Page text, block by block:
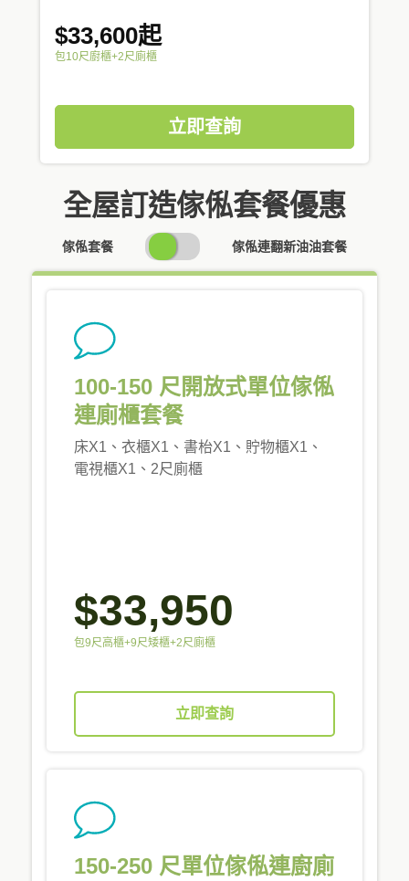
$33,600起
包10尺廚櫃+2尺廁櫃
立即查詢
全屋訂造傢俬套餐優惠
傢俬套餐
SWITCH
PRICING
傢俬連翻新油油套餐
100-150 尺開放式單位傢俬
連廁櫃套餐
床X1、衣櫃X1、書枱X1、貯物櫃X1、
電視櫃X1、2尺廁櫃
$33,950
包9尺高櫃+9尺矮櫃+2尺廁櫃
立即查詢
150-250 尺單位傢俬連廚廁